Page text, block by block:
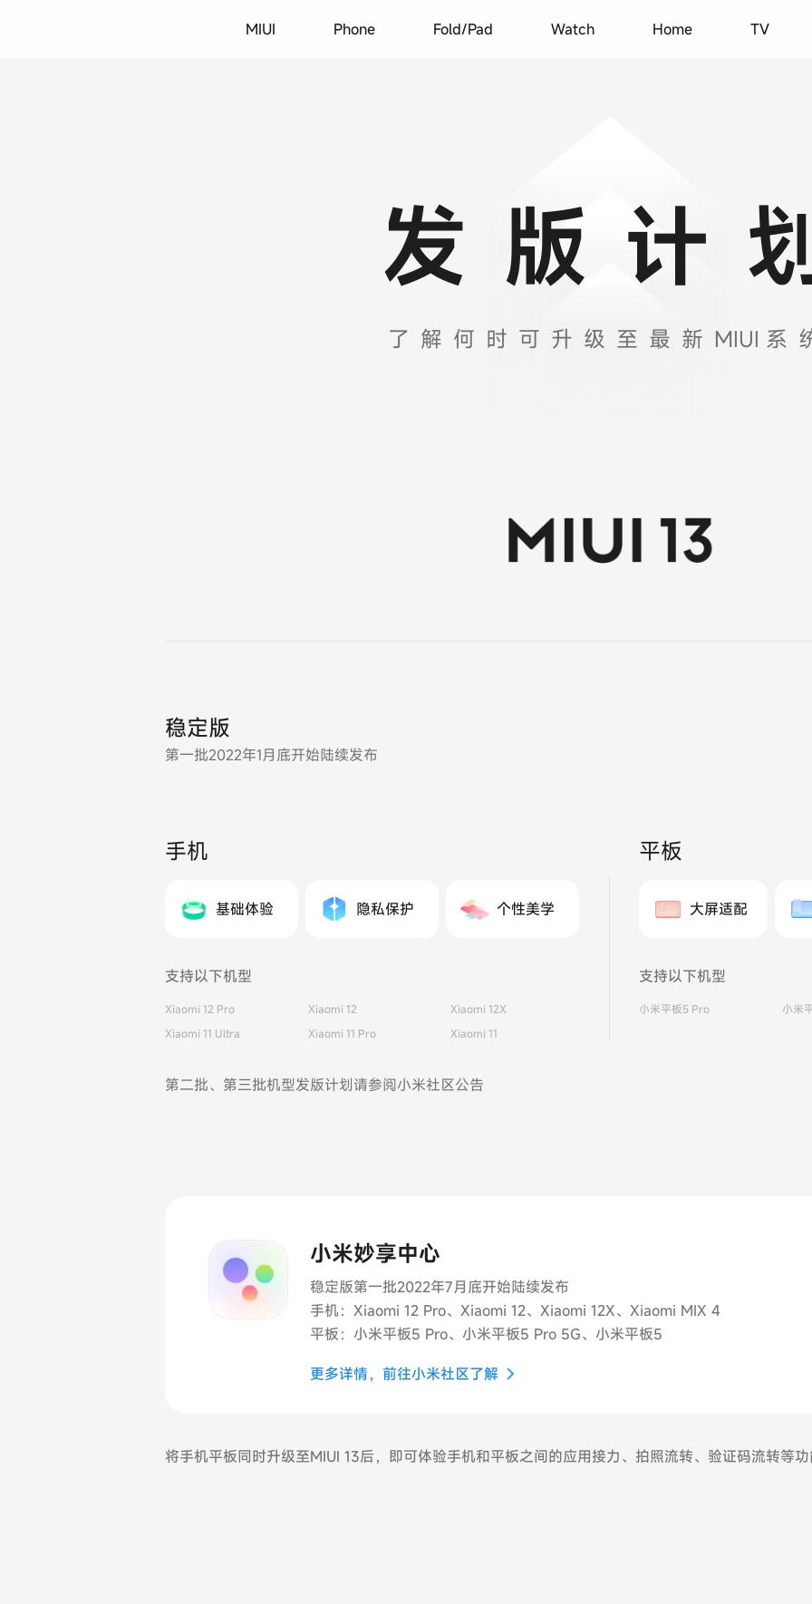
MIUI Phone Fold/Pad Watch Home TV
发版计
了解何时可升级至最新 MIUI 系
稳定版
第一批2022年1月底开始陆续发布
手机
基础体验 隐私保护 个性美学
支持以下机型
Xiaomi 12 Pro
Xiaomi 11 Ultra
Xiaomi 12
Xiaomi 11 Pro
Xiaomi 12X
Xiaomi 11
平板
大屏适配
支持以下机型
小米平板5 Pro 小米
第二批、第三批机型发版计划请参阅小米社区公告
小米妙享中心
稳定版第一批2022年7月底开始陆续发布
手机：Xiaomi 12 Pro、Xiaomi 12、Xiaomi 12X、Xiaomi MIX 4
平板：小米平板5 Pro、小米平板5 Pro 5G、小米平板5
更多详情，前往小米社区了解
将手机平板同时升级至MIUI 13后，即可体验手机和平板之间的应用接力、拍照流转、验证码流转等